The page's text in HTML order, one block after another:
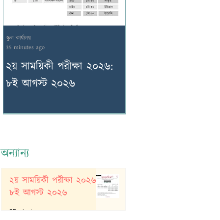
২য় সাময়িকী পরীক্ষা ২০২৬:
৮ই আগস্ট ২০২৬
স্কুল কার্যালয়
35 minutes ago
অন্যান্য
২য় সাময়িকী পরীক্ষা ২০২৬:
৮ই আগস্ট ২০২৬
35 minutes ago